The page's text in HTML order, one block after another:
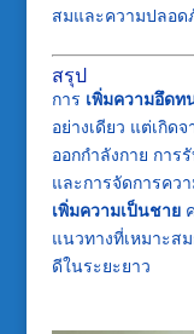
สมและความปลอด
สรุป
การ เพิ่มความอึด
อย่างเดียว แต่เกิด
ออกกำลังกาย การ
และการจัดการคว
เพิ่มความเป็นชาย
แนวทางที่เหมาะส
ดีในระยะยาว